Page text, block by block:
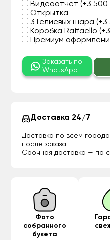
Видеоотчет (+3 500
Открытка
3 Гелиевых шара (+3
Коробка Raffaello
Премиум
Заказать по
WhatsApp
Доставка 24/7
Доставка по всем
после заказа
Срочная доставка — по
Фото
собранного
букета